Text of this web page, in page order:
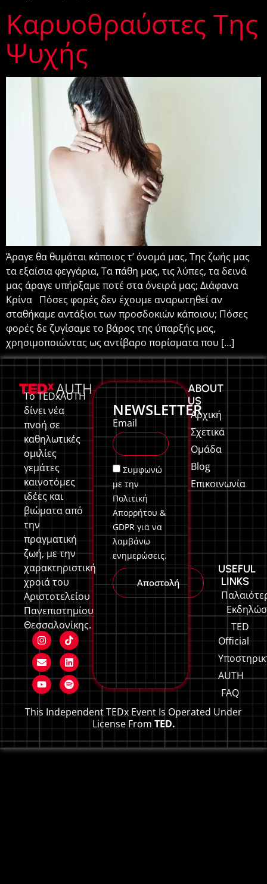
Καρυοθραύστες Της
Ψυχής
Άραγε θα θυμάται κάποιος τ’ όνομά μας, Της ζωής μας
τα εξαίσια φεγγάρια, Τα πάθη μας, τις λύπες, τα δεινά
μας άραγε υπήρξαμε ποτέ στα όνειρά μας; Διάφανα
Κρίνα Πόσες φορές δεν έχουμε αναρωτηθεί αν
σταθήκαμε αντάξιοι των προσδοκιών κάποιου; Πόσες
φορές δε ζυγίσαμε το βάρος της ύπαρξής μας,
χρησιμοποιώντας ως αντίβαρο πορίσματα που […]
Το TEDxAUTH
δίνει νέα
πνοή σε
καθηλωτικές
ομιλίες
γεμάτες
καινοτόμες
ιδέες και
βιώματα από
την
πραγματική
ζωή, με την
χαρακτηριστική
χροιά του
Αριστοτελείου
Πανεπιστημίου
Θεσσαλονίκης.
ABOUT
US
Αρχική
Σχετικά
Ομάδα
Blog
Επικοινωνία
USEFUL
LINKS
TED
Official
AUTH
FAQ
NEWSLETTER
Email
Συμφωνώ
με την
Πολιτική
Απορρήτου &
GDPR για να
λαμβάνω
ενημερώσεις.
Αποστολή
This Independent TEDx Event Is Operated Under
License From TED.